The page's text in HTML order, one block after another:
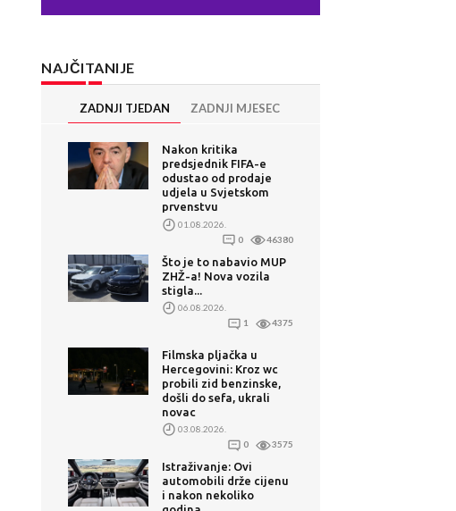
NAJČITANIJE
ZADNJI TJEDAN ZADNJI MJESEC
Nakon kritika
predsjednik FIFA-e
odustao od prodaje
udjela u Svjetskom
prvenstvu
01.08.2026.
0
46380
Što je to nabavio MUP
ZHŽ-a! Nova vozila
stigla...
06.08.2026.
1
4375
Filmska pljačka u
Hercegovini: Kroz wc
probili zid benzinske,
došli do sefa, ukrali
novac
03.08.2026.
0
3575
Istraživanje: Ovi
automobili drže cijenu
i nakon nekoliko